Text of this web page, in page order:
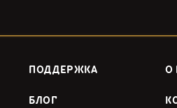
ПОДДЕРЖКА О
БЛОГ